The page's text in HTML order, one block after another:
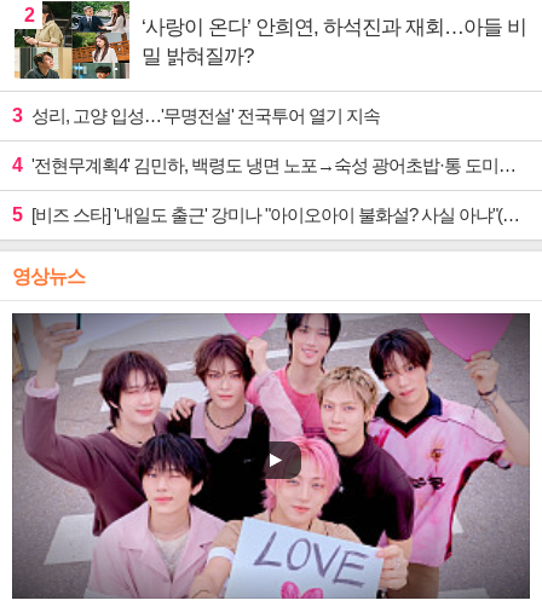
2
‘사랑이 온다’ 안희연, 하석진과 재회…아들 비
밀 밝혀질까?
3 성리, 고양 입성…'무명전설' 전국투어 열기 지속
4 '전현무계획4' 김민하, 백령도 냉면 노포→숙성 광어초밥·통 도미찜 맛집 탐방
5 [비즈 스타] '내일도 출근' 강미나 "아이오아이 불화설? 사실 아냐"(인터뷰)
영상뉴스